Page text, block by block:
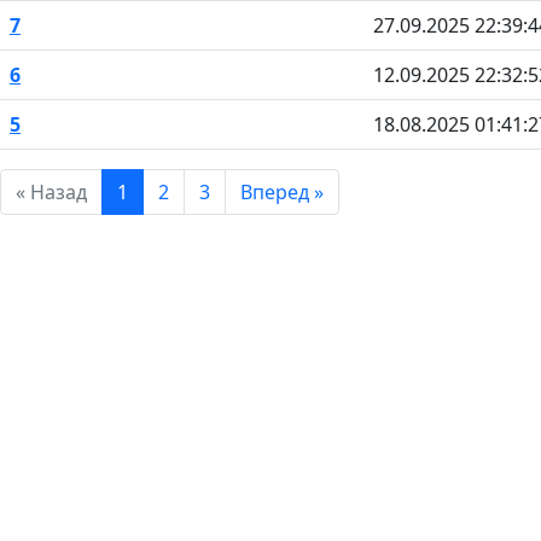
7
27.09.2025
6
12.09.2025
5
18.08.2025
« Назад 1 2 3 Вперед »